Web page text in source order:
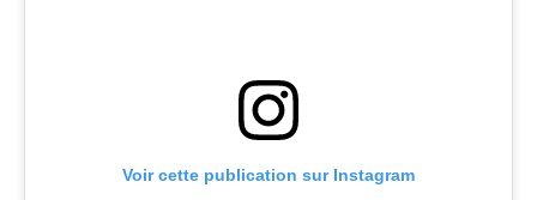
Voir cette publication sur Instagram